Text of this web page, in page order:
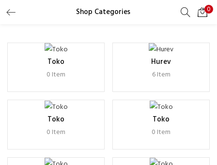
Shop Categories 0
LOGIN REGISTER
Masukkan username dan password Anda untuk login.
Lupa Password?
Toko
0 Item
Hurev
6 Item
Toko
0 Item
Toko
0 Item